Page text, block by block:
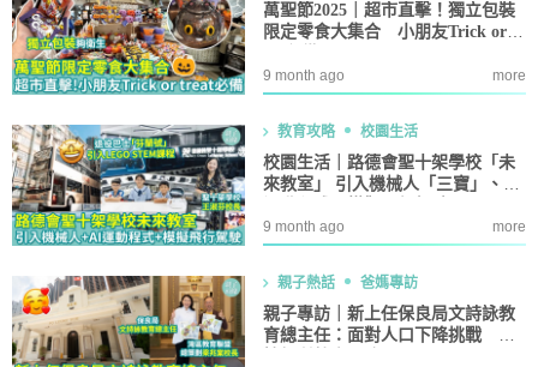
萬聖節2025｜超市直擊！獨立包裝
限定零食大集合 小朋友Trick or tr
9 month ago more
教育攻略 校園生活
校園生活｜路德會聖十架學校「未
來教室」 引入機械人「三寶」、AI
9 month ago more
親子熱話 爸媽專訪
親子專訪｜新上任保良局文詩詠教
育總主任：面對人口下降挑戰 堅